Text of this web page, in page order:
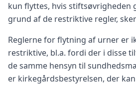
kun flyttes, hvis stiftsøvrigheden
grund af de restriktive regler,
Reglerne for flytning af urner er
restriktive, bl.a. fordi der i disse
de samme hensyn til
er kirkegårdsbestyrelsen, der